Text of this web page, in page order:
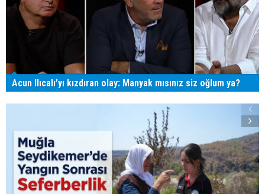
Acun Ilıcalı'yı kızdıran olay: Manyak mısınız siz oğlum ya?